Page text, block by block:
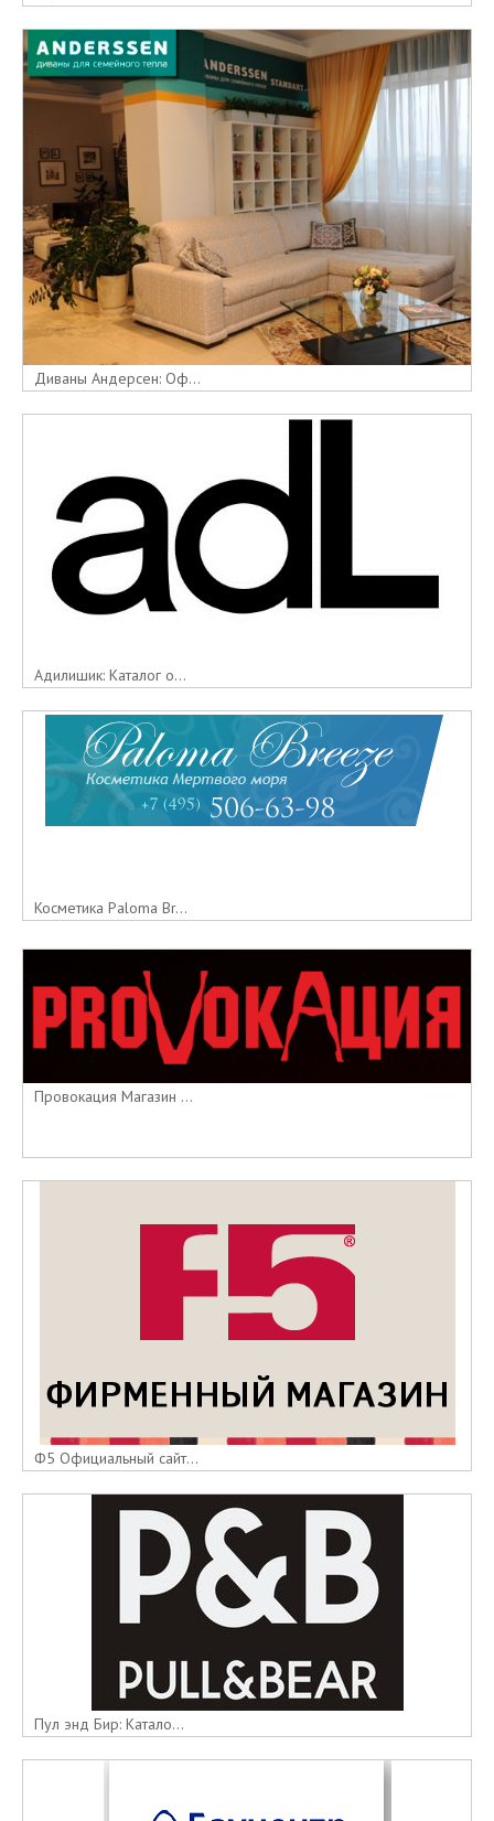
Диваны Андерсен: Оф...
Адилишик: Каталог о...
Косметика Paloma Br...
Провокация Магазин ...
Ф5 Официальный сайт...
Пул энд Бир: Катало...